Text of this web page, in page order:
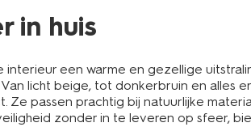
in huis
een warme en gezellige
licht beige, tot donkerbruin en alles
passen prachtig bij natuurlijke
zonder in te leveren op sfeer,